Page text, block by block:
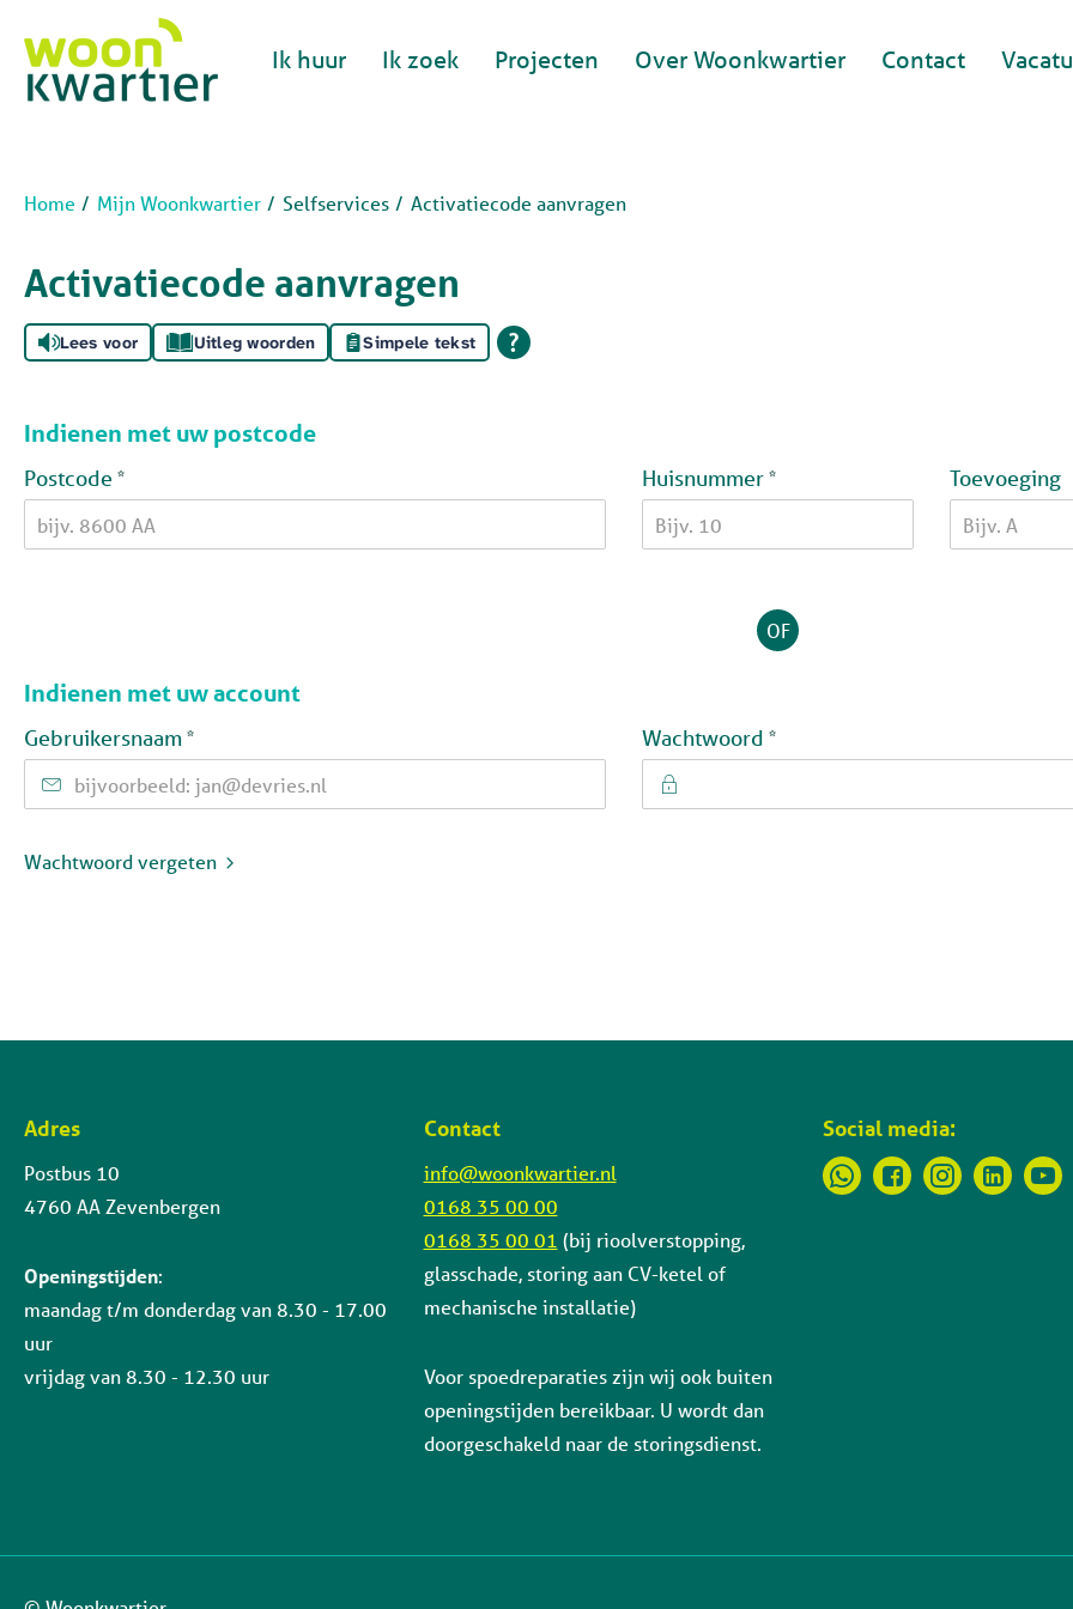
Naar de homepage
Ik huur Ik zoek Projecten Over Woonkwartier Contact
Home Mijn Woonkwartier Selfservices Activatiecode aanvragen
Activatiecode aanvragen
Lees voor Uitleg woorden Simpele tekst
Indienen met uw postcode
Postcode * Huisnummer * Toevoeging
OF
Indienen met uw account
Gebruikersnaam * Wachtwoord *
Wachtwoord vergeten
Contactinformatie
Adres
Postbus 10
4760 AA Zevenbergen
Openingstijden:
maandag t/m donderdag van 8.30 - 17.00
uur
vrijdag van 8.30 - 12.30 uur
Contact
info@woonkwartier.nl
0168 35 00 00
0168 35 00 01 (bij rioolverstopping,
glasschade, storing aan CV-ketel of
mechanische installatie)
Voor spoedreparaties zijn wij ook buiten
openingstijden bereikbaar. U wordt dan
doorgeschakeld naar de storingsdienst.
Social media: